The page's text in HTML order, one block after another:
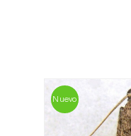
Nuevo